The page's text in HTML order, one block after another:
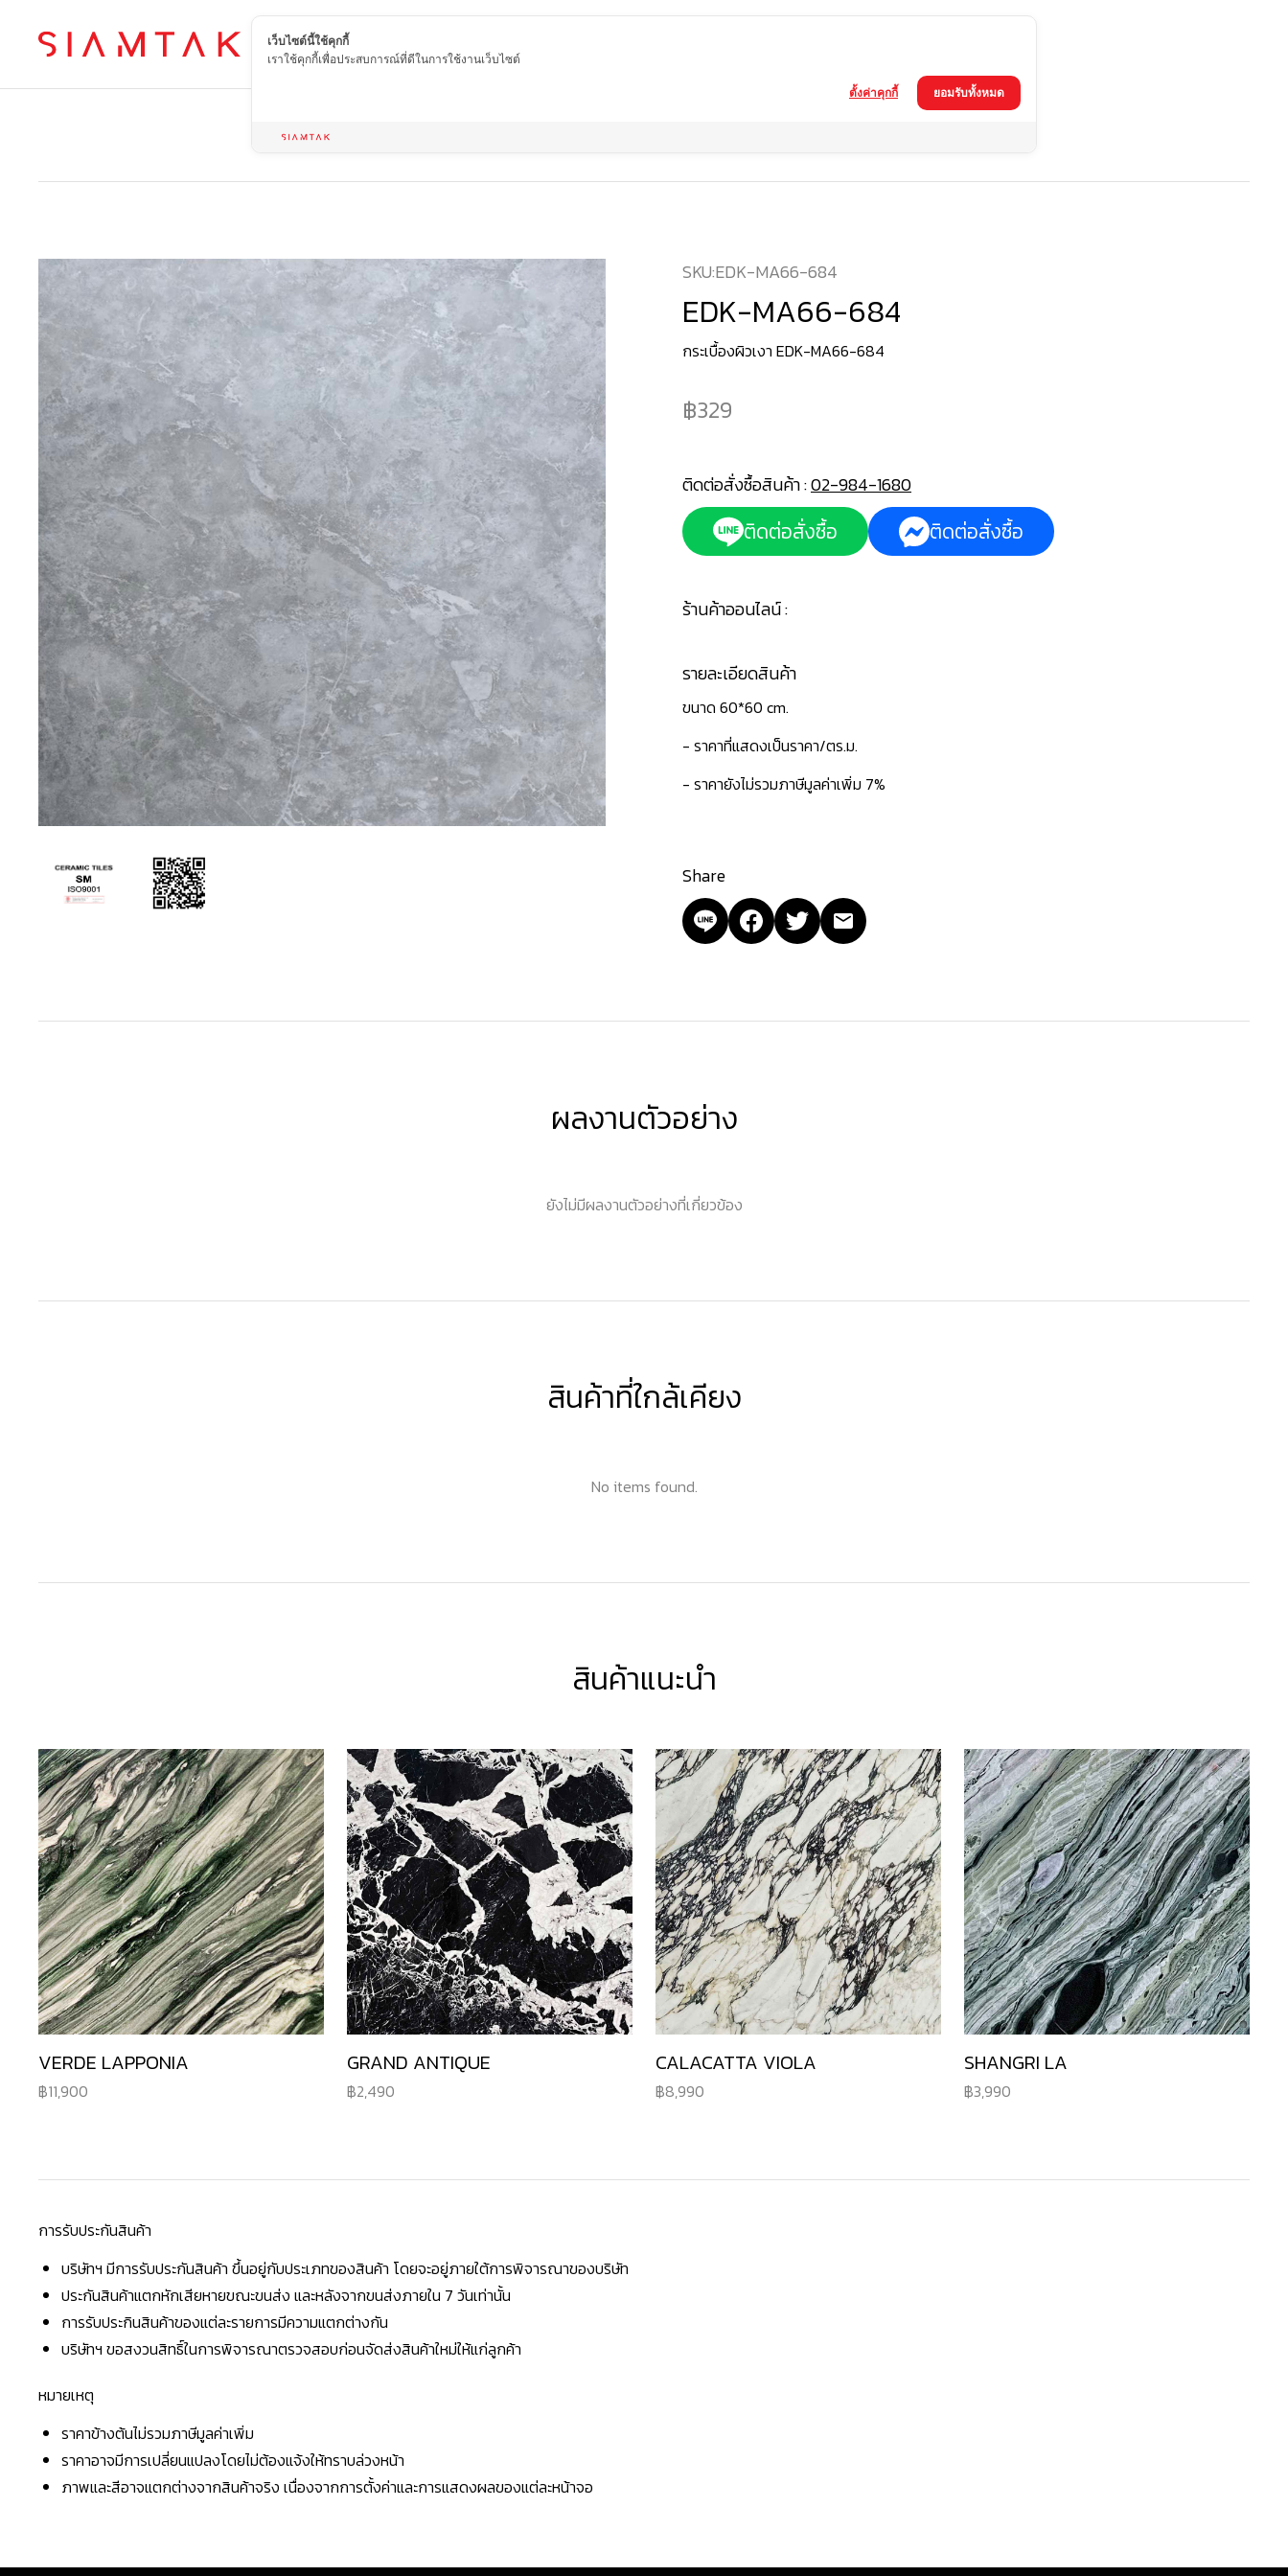
TH
SKU:EDK-MA66-684
EDK-MA66-684
กระเบื้องผิวเงา EDK-MA66-684
329
ติดต่อสั่งซื้อสินค้า :02-984-1680
ติดต่อสั่งซื้อ ติดต่อสั่งซื้อ
ร้านค้าออนไลน์ :
รายละเอียดสินค้า
ขนาด 60*60 cm.
- ราคาที่แสดงเป็นราคา/ตร.ม.
- ราคายังไม่รวมภาษีมูลค่าเพิ่ม 7%
Share
ผลงานตัวอย่าง
ยังไม่มีผลงานตัวอย่างที่เกี่ยวข้อง
สินค้าที่ใกล้เคียง
No items found.
สินค้าแนะนำ
VERDE LAPPONIA
11,900
GRAND ANTIQUE
2,490
CALACATTA VIOLA
8,990
SHANGRI LA
3,990
การรับประกันสินค้า
บริษัทฯ มีการรับประกันสินค้า ขึ้นอยู่กับประเภทของสินค้า โดยจะอยู่ภายใต้การพิจารณาของบริษัท
ประกันสินค้าแตกหักเสียหายขณะขนส่ง และหลังจากขนส่งภายใน 7 วันเท่านั้น
การรับประกินสินค้าของแต่ละรายการมีความแตกต่างกัน
บริษัทฯ ขอสงวนสิทธิ์ในการพิจารณาตรวจสอบก่อนจัดส่งสินค้าใหม่ให้แก่ลูกค้า
หมายเหตุ
ราคาข้างต้นไม่รวมภาษีมูลค่าเพิ่ม
ราคาอาจมีการเปลี่ยนแปลงโดยไม่ต้องแจ้งให้ทราบล่วงหน้า
ภาพและสีอาจแตกต่างจากสินค้าจริง เนื่องจากการตั้งค่าและการแสดงผลของแต่ละหน้าจอ
เว็บไซต์นี้ใช้คุกกี้
เราใช้คุกกี้เพื่อประสบการณ์ที่ดีในการใช้งานเว็บไซต์
ยอมรับทั้งหมด
ตั้งค่าคุกกี้